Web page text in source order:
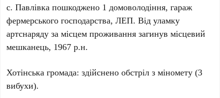
с. Павлівка пошкоджено 1 домоволодіння, гараж
фермерського господарства, ЛЕП. Від уламку
артснаряду за місцем проживання загинув місцевий
мешканець, 1967 р.н.
Хотінська громада: здійснено обстріл з міномету (3
вибухи).